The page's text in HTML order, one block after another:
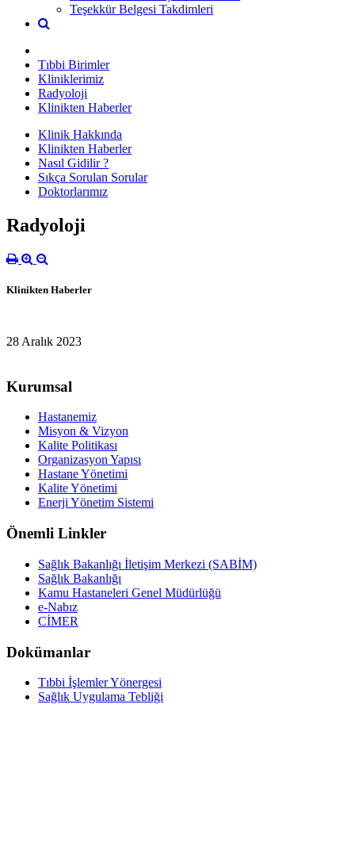
Teşekkür Belgesi Takdimleri
Tıbbi Birimler
Kliniklerimiz
Radyoloji
Klinikten Haberler
Klinik Hakkında
Klinikten Haberler
Nasıl Gidilir ?
Sıkça Sorulan Sorular
Doktorlarımız
Radyoloji
Klinikten Haberler
28 Aralık 2023
Kurumsal
Hastanemiz
Misyon & Vizyon
Kalite Politikası
Organizasyon Yapısı
Hastane Yönetimi
Kalite Yönetimi
Enerji Yönetim Sistemi
Önemli Linkler
Sağlık Bakanlığı İletişim Merkezi (SABİM)
Sağlık Bakanlığı
Kamu Hastaneleri Genel Müdürlüğü
e-Nabız
CİMER
Dokümanlar
Tıbbi İşlemler Yönergesi
Sağlık Uygulama Tebliği